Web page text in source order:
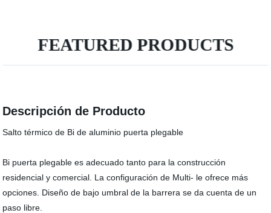
FEATURED PRODUCTS
Descripción de Producto
Salto térmico de Bi de aluminio puerta plegable
Bi puerta plegable es adecuado tanto para la construcción
residencial y comercial. La configuración de Multi- le ofrece más
opciones. Diseño de bajo umbral de la barrera se da cuenta de un
paso libre.